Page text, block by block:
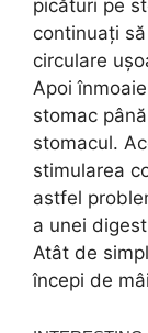
picături pe
continuați
circulare
Apoi
stomac
stomacul.
stimularea
astfel
a unei
Atât de
începi de